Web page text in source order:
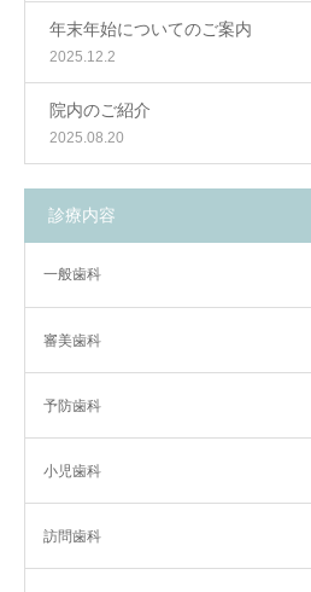
年末年始についてのご案内
2025.12.2
院内のご紹介
2025.08.20
診療内容
一般歯科
審美歯科
予防歯科
小児歯科
訪問歯科